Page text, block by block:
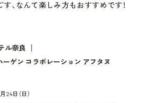
、なんて楽しみ方もおすすめです！
ル奈良
ーゲン コラボレーション アフタヌ
24日（日）